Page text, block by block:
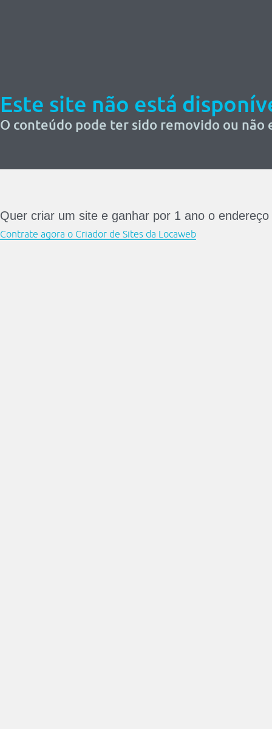
Este site não está
O conteúdo pode ter sido removido ou
Quer criar um site e ganhar por 1 ano o
Contrate agora o Criador de Sites da Locaweb